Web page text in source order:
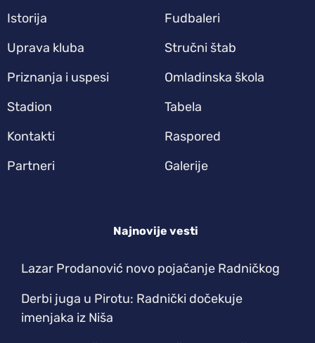
Istorija
Uprava kluba
Priznanja i uspesi
Stadion
Kontakti
Partneri
Fudbaleri
Stručni štab
Omladinska škola
Tabela
Raspored
Galerije
Najnovije vesti
Lazar Prodanović novo pojačanje Radničkog
Derbi juga u Pirotu: Radnički dočekuje
imenjaka iz Niša